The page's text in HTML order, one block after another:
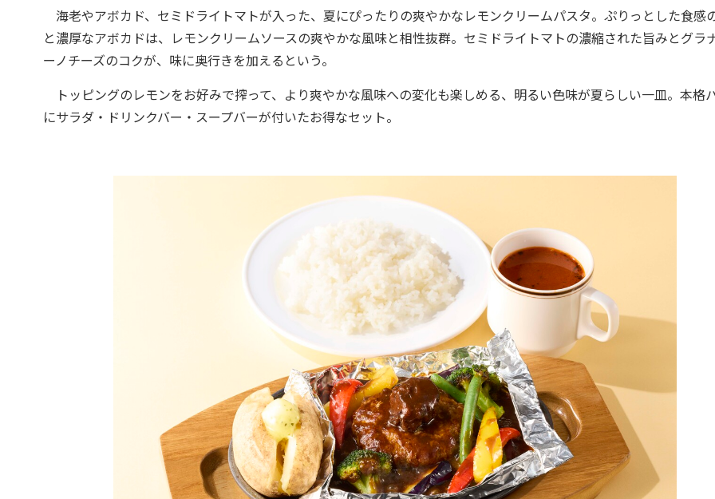
海老やアボカド、セミドライトマトが入った、夏にぴったりの爽やかなレモンクリームパスタ。ぷりっとした食感
と濃厚なアボカドは、レモンクリームソースの爽やかな風味と相性抜群。セミドライトマトの濃縮された旨みとグラ
ーノチーズのコクが、味に奥行きを加えるという。
トッピングのレモンをお好みで搾って、より爽やかな風味への変化も楽しめる、明るい色味が夏らしい一皿。本格
にサラダ・ドリンクバー・スープバーが付いたお得なセット。